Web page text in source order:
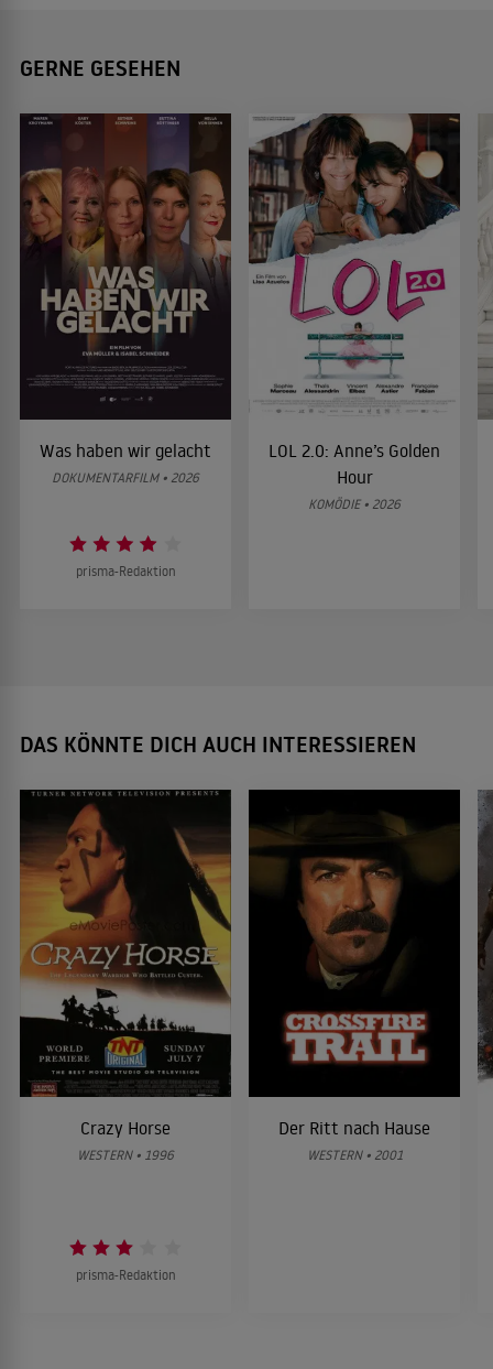
GERNE GESEHEN
Was haben wir gelacht
DOKUMENTARFILM • 2026
prisma-Redaktion
LOL 2.0: Anne’s Golden
Hour
KOMÖDIE • 2026
DAS KÖNNTE DICH AUCH INTERESSIEREN
Crazy Horse
WESTERN • 1996
prisma-Redaktion
Der Ritt nach Hause
WESTERN • 2001